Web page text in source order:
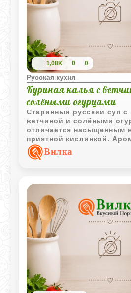
1,08K 0 0
Русская кухня
Куриная калья с
солёными огурцами
Старинный русский суп с
ветчиной и солёными
отличается насыщенным
приятной кислинкой.
и огуречный рассол
особенно выразительным.
Вилка